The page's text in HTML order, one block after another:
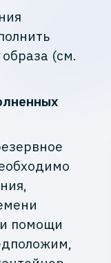
(см.
помощи